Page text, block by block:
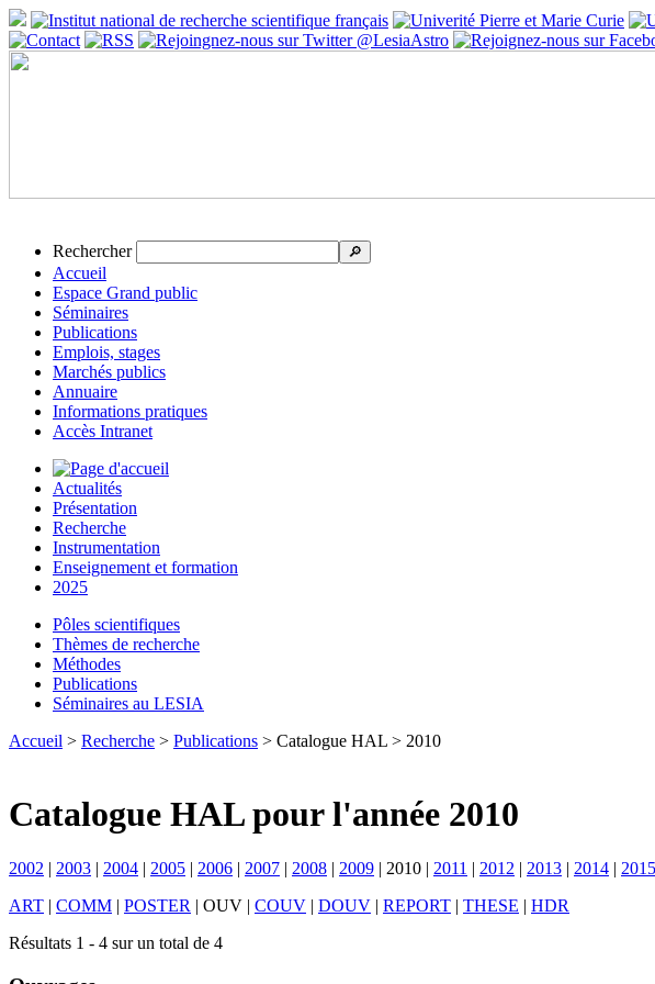
Rechercher 🔎
Accueil
Espace Grand public
Séminaires
Publications
Emplois, stages
Marchés publics
Annuaire
Informations pratiques
Accès Intranet
Actualités
Présentation
Recherche
Instrumentation
Enseignement et formation
2025
Pôles scientifiques
Thèmes de recherche
Méthodes
Publications
Séminaires au LESIA
Accueil > Recherche > Publications > Catalogue HAL > 2010
Catalogue HAL pour l'année 2010
2002 | 2003 | 2004 | 2005 | 2006 | 2007 | 2008 | 2009 | 2010 | 2011 | 2012 | 2013 | 2014 | 2015
ART | COMM | POSTER | OUV | COUV | DOUV | REPORT | THESE | HDR
Résultats 1 - 4 sur un total de 4